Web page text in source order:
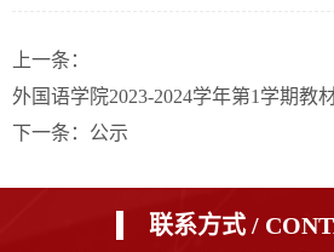
上一条：
外国语学院2023-2024学年第1学期教
下一条： 公示
联系方式 /